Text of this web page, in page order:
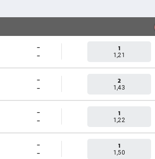
-
-
1
1,21
-
-
2
1,43
-
-
1
1,22
-
-
1
1,50